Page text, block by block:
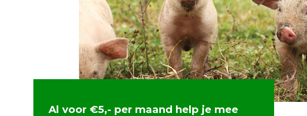
Al voor €5,- per maand help je mee